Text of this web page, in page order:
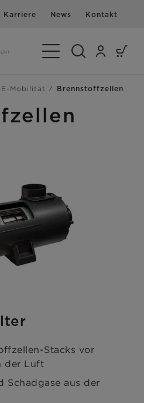
Karriere News Kontakt
Navigation
Mobilität Brennstoffzellen
Stacks vor
der Luft
Schadgase aus der